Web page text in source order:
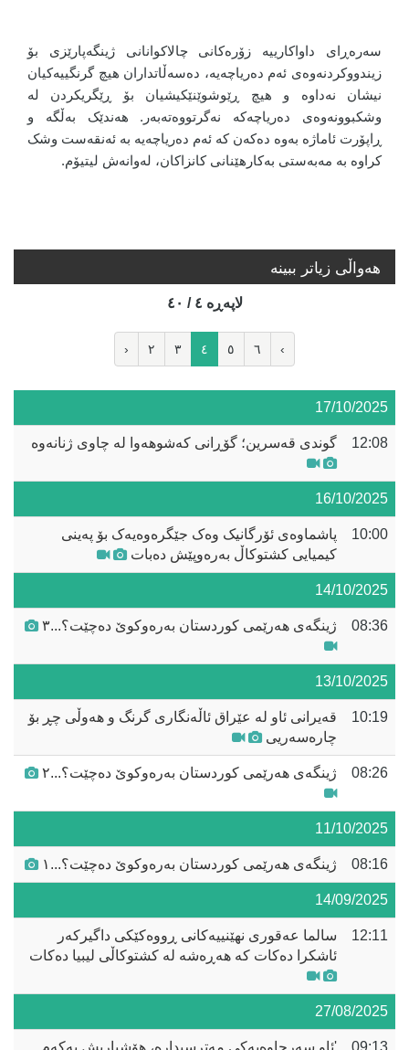
سەرەڕای داواکارییە زۆرەکانی چالاکوانانی ژینگەپارێزی بۆ
زیندووکردنەوەی ئەم دەریاچەیە، دەسەڵاتداران هیچ گرنگییەکیان
نیشان نەداوە و هیچ ڕێوشوێنێکیشیان بۆ ڕێگریکردن لە
وشکبوونەوەی دەریاچەکە نەگرتووەتەبەر. هەندێک بەڵگە و
ڕاپۆرت ئاماژە بەوە دەکەن کە ئەم دەریاچەیە بە ئەنقەست وشک
کراوە بە مەبەستی بەکارهێنانی کانزاکان، لەوانەش لیتیۆم.
هه‌واڵی زیاتر ببینە
لاپه‌ڕه‌ ٤ / ٤٠
‹ ٢ ٣ ٤ ٥ ٦ ›
17/10/2025
12:08 گوندی قەسرین؛ گۆڕانی کەشوهەوا لە چاوی ژنانەوە
16/10/2025
10:00
پاشماوەی ئۆرگانیک وەک جێگرەوەیەک بۆ پەینی
کیمیایی کشتوکاڵ بەرەوپێش دەبات
14/10/2025
08:36 ژینگەی هەرێمی کوردستان بەرەوکوێ دەچێت؟...٣
13/10/2025
10:19
قەیرانی ئاو لە عێراق ئاڵەنگاری گرنگ و هەوڵی چڕ بۆ
چارەسەریی
08:26 ژینگەی هەرێمی کوردستان بەرەوکوێ دەچێت؟...٢
11/10/2025
08:16 ژینگەی هەرێمی کوردستان بەرەوکوێ دەچێت؟...١
14/09/2025
12:11
سالما عەقوری نهێنییەکانی ڕووەکێکی داگیرکەر
ئاشکرا دەکات کە هەڕەشە لە کشتوکاڵی لیبیا دەکات
27/08/2025
09:13
'ئاو سەرچاوەیەکی مەترسیدارە، هۆشیاریش یەکەم